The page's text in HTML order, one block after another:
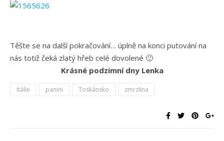
Těšte se na další pokračování… úplně na konci putování na
nás totiž čeká zlatý hřeb celé dovolené 🙂
Krásné podzimní dny Lenka
Itálie panini Toskánsko zmrzlina